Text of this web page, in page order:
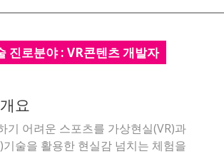
진로분야 : VR콘텐츠 개발자
요
기 어려운 스포츠를 가상현실(VR)과
기술을 활용한 현실감 넘치는 체험을